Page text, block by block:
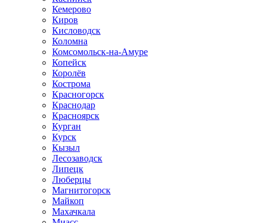
Кемерово
Киров
Кисловодск
Коломна
Комсомольск-на-Амуре
Копейск
Королёв
Кострома
Красногорск
Краснодар
Красноярск
Курган
Курск
Кызыл
Лесозаводск
Липецк
Люберцы
Магнитогорск
Майкоп
Махачкала